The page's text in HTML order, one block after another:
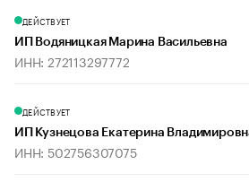
ДЕЙСТВУЕТ
ИП Водяницкая Марина Васильевна
ИНН: 272113297772
ДЕЙСТВУЕТ
ИП Кузнецова Екатерина
ИНН: 502756307075